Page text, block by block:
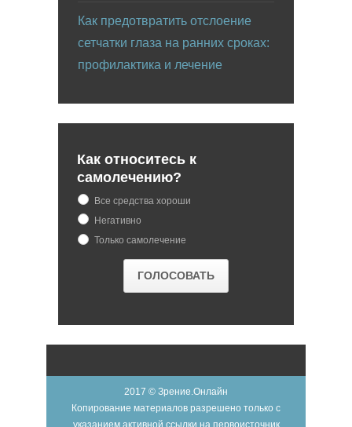
Как предотвратить отслоение
сетчатки глаза на ранних сроках:
профилактика и лечение
Как относитесь к
самолечению?
Все средства хороши
Негативно
Только самолечение
2017 © Зрение.Онлайн
Копирование материалов разрешено только с
указанием активной ссылки на первоисточник